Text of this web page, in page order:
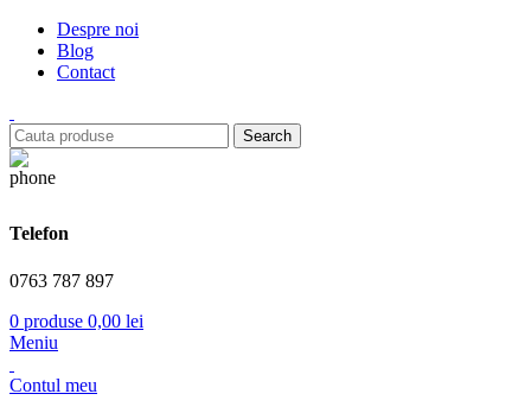
Despre noi
Blog
Contact
Search
Telefon
0763 787 897
0 produse 0,00 lei
Meniu
Contul meu